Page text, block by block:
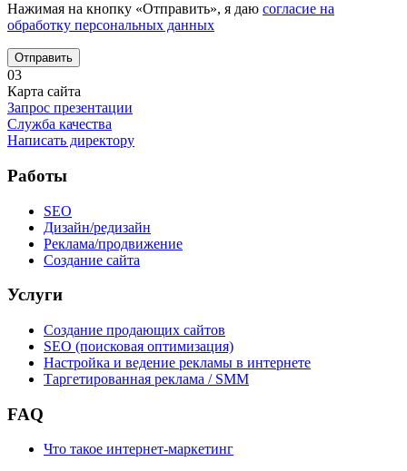
Нажимая на кнопку «Отправить», я даю согласие на
обработку персональных данных
Отправить
03
Карта сайта
Запрос презентации
Служба качества
Написать директору
Работы
SEO
Дизайн/редизайн
Реклама/продвижение
Создание сайта
Услуги
Создание продающих сайтов
SEO (поисковая оптимизация)
Настройка и ведение рекламы в интернете
Таргетированная реклама / SMM
FAQ
Что такое интернет-маркетинг